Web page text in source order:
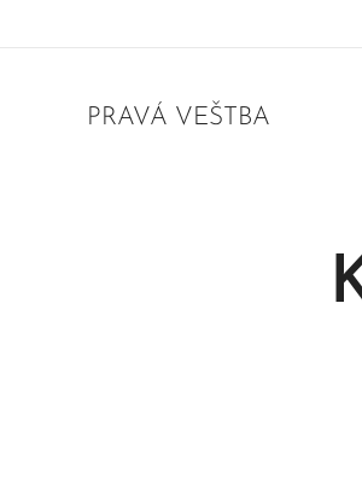
PRAVÁ VEŠTBA